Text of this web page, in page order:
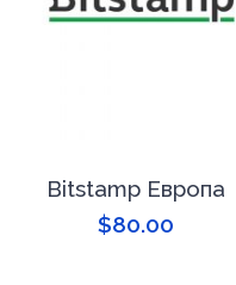
Bitstamp Европа
$80.00